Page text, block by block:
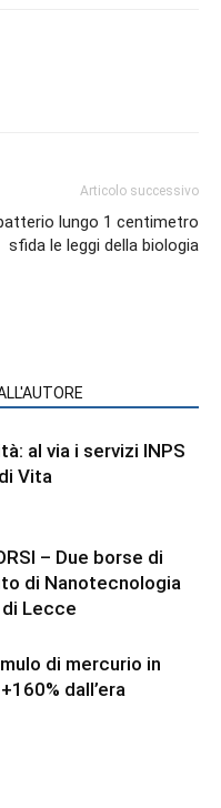
Articolo successivo
lungo 1 centimetro
sfida le leggi della biologia
al via i servizi INPS
Vita
– Due borse di
di Nanotecnologia
Lecce
di mercurio in
dall’era